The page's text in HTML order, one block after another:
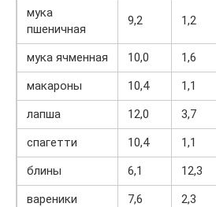
мука
пшеничная
9,2 1,2
мука ячменная 10,0 1,6
макароны
10,4 1,1
лапша
12,0 3,7
спагетти
10,4 1,1
блины
6,1 12,3
вареники
7,6 2,3